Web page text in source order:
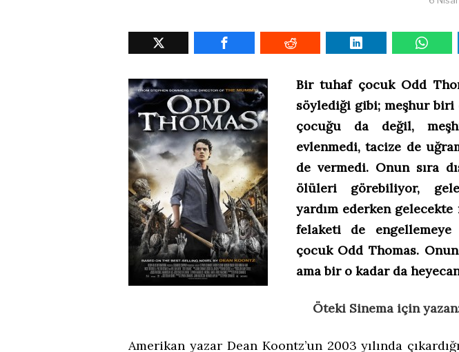
Bir tuhaf çocuk Odd
söylediği gibi; meşhur
çocuğu da değil,
evlenmedi, tacize de
de vermedi. Onun sıra
ölüleri görebiliyor,
yardım ederken
felaketi de engellemeye
çocuk Odd Thomas.
ama bir o kadar da
Öteki Sinema için
Amerikan yazar Dean Koontz’un 2003 yılında